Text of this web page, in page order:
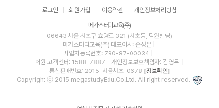
로그인 회원가입 이용약관 개인정보처리방침
메가스터디교육(주)
06643 서울 서초구 효령로 321 (서초동, 덕원빌딩)
메가스터디교육(주) 대표이사: 손성은 |
사업자등록번호: 780-87-00034
학원 고객센터: 1588-7887
| 개인정보보호책임자: 김영무
통신판매번호: 2015-서울서초-0678 [정보확인]
Copyright ⓒ 2015 megastudyEdu.Co.Ltd. All right reserved.